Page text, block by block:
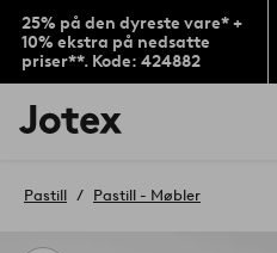
25% på den dyreste vare* +
10% ekstra på nedsatte
priser**. Kode: 424882
Jotex
logo
til
Pastill Pastill - Møbler